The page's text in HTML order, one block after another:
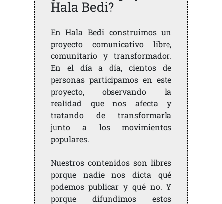
Hala Bedi?
En Hala Bedi construimos un
proyecto comunicativo libre,
comunitario y transformador.
En el día a día, cientos de
personas participamos en este
proyecto, observando la
realidad que nos afecta y
tratando de transformarla
junto a los movimientos
populares.
Nuestros contenidos son libres
porque nadie nos dicta qué
podemos publicar y qué no. Y
porque difundimos estos